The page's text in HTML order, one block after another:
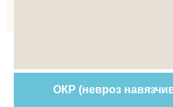
ОКР (невроз